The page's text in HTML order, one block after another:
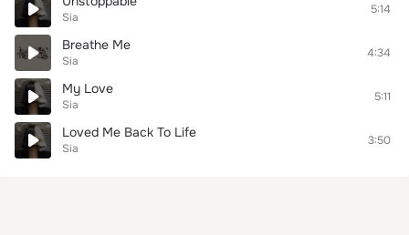
Sia
5:14
Breathe Me
Sia
4:34
My Love
Sia
5:11
Loved Me Back To Life
Sia
3:50